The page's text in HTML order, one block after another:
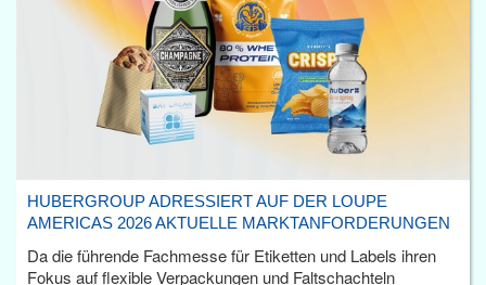
HUBERGROUP ADRESSIERT AUF DER LOUPE
AMERICAS 2026 AKTUELLE MARKTANFORDERUNGEN
Da die führende Fachmesse für Etiketten und Labels ihren
Fokus auf flexible Verpackungen und Faltschachteln